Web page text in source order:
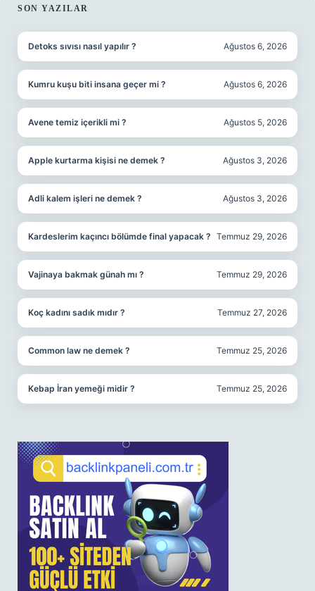
SIDEBAR
SON YAZILAR
Detoks sıvısı nasıl yapılır ? Ağustos 6, 2026
Kumru kuşu biti insana geçer mi ? Ağustos 6, 2026
Avene temiz içerikli mi ? Ağustos 5, 2026
Apple kurtarma kişisi ne demek ? Ağustos 3, 2026
Adli kalem işleri ne demek ? Ağustos 3, 2026
Kardeslerim kaçıncı bölümde final yapacak ? Temmuz 29, 2026
Vajinaya bakmak günah mı ? Temmuz 29, 2026
Koç kadını sadık mıdır ? Temmuz 27, 2026
Common law ne demek ? Temmuz 25, 2026
Kebap İran yemeği midir ? Temmuz 25, 2026